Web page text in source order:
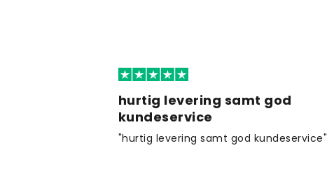
hurtig levering samt god
kundeservice
"hurtig levering samt god kundeservice"